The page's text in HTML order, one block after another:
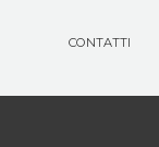
CONTATTI